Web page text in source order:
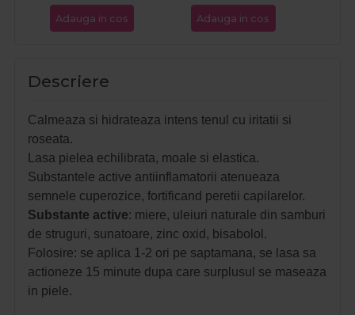
Adauga in cos Adauga in cos
Descriere
Calmeaza si hidrateaza intens tenul cu iritatii si
roseata.
Lasa pielea echilibrata, moale si elastica.
Substantele active antiinflamatorii atenueaza
semnele cuperozice, fortificand peretii capilarelor.
Substante active: miere, uleiuri naturale din samburi
de struguri, sunatoare, zinc oxid, bisabolol.
Folosire: se aplica 1-2 ori pe saptamana, se lasa sa
actioneze 15 minute dupa care surplusul se maseaza
in piele.